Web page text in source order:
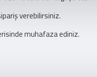
verebilirsiniz.
muhafaza ediniz.